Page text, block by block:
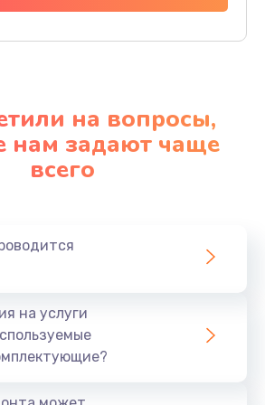
Заказать
чистка
Заказать
1440 руб.
на вопросы,
нам задают чаще
всего
на услуги